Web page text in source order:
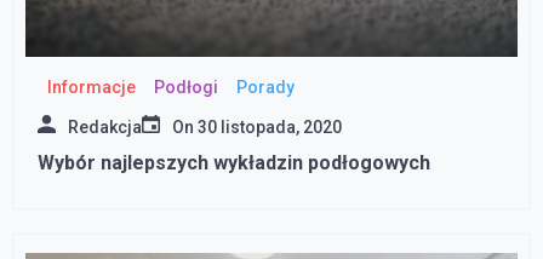
Informacje Podłogi Porady
Redakcja On 30 listopada, 2020
Wybór najlepszych wykładzin podłogowych